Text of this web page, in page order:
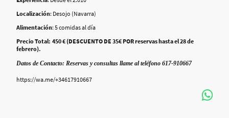
Localización: Desojo (Navarra)
Alimentación: 5 comidas al día
Precio Total: 450 € (DESCUENTO DE 35€ POR reservas hasta el 28 de
febrero).
Datos de Contacto: Reservas y consultas llame al teléfono 617-910667
https://wa.me/+34617910667